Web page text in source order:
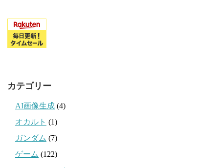
カテゴリー
AI画像生成 (4)
オカルト (1)
ガンダム (7)
ゲーム (122)